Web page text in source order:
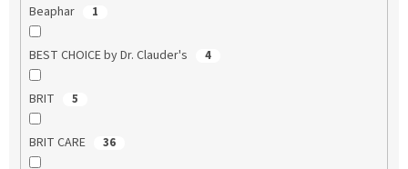
Beaphar 1
BEST CHOICE by Dr. Clauder's 4
BRIT 5
BRIT CARE 36